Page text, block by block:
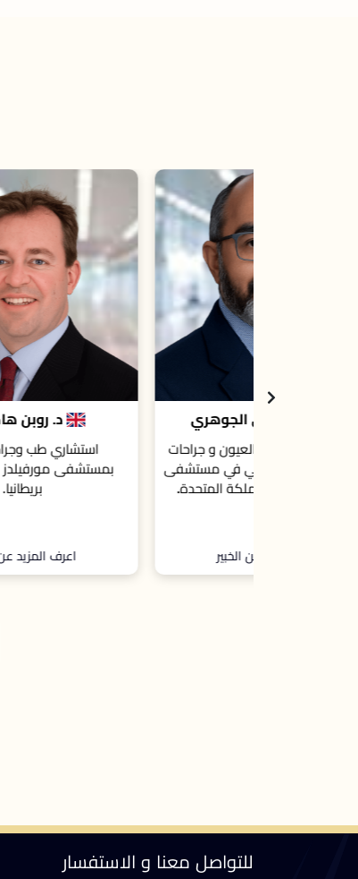
د. روبن هاميلتون
استشاري طب وجراحة العيون
بمستشفى مورفيلدز للعيون، لندن،
اعرف المزيد عن الخبير
للتواصل معنا و الاستفسار